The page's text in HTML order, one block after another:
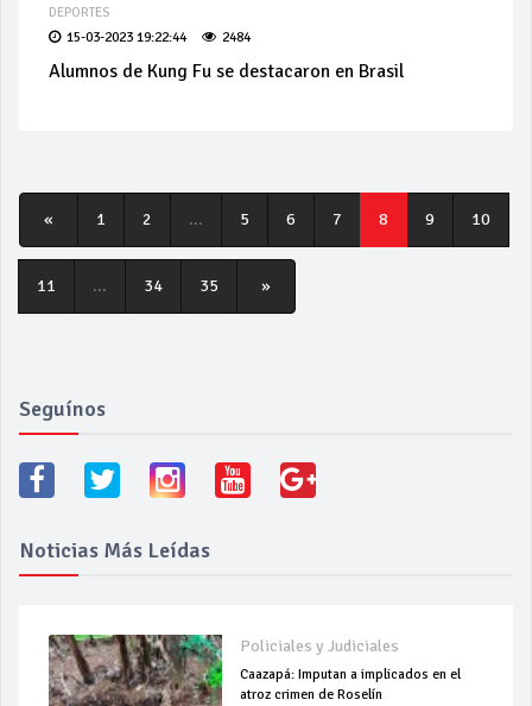
DEPORTES
15-03-2023 19:22:44 2484
Alumnos de Kung Fu se destacaron en Brasil
« 1 2 ... 5 6 7 8 9 10
11 ... 34 35 »
Seguínos
Noticias Más Leídas
Policiales y Judiciales
Caazapá: Imputan a implicados en el
atroz crimen de Roselín